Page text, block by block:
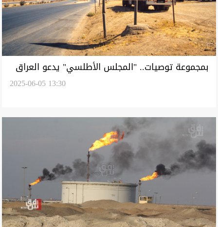
بمجموعة توصيات.. "المجلس الأطلسي" يدعو العراق
2025-06-05 13:30